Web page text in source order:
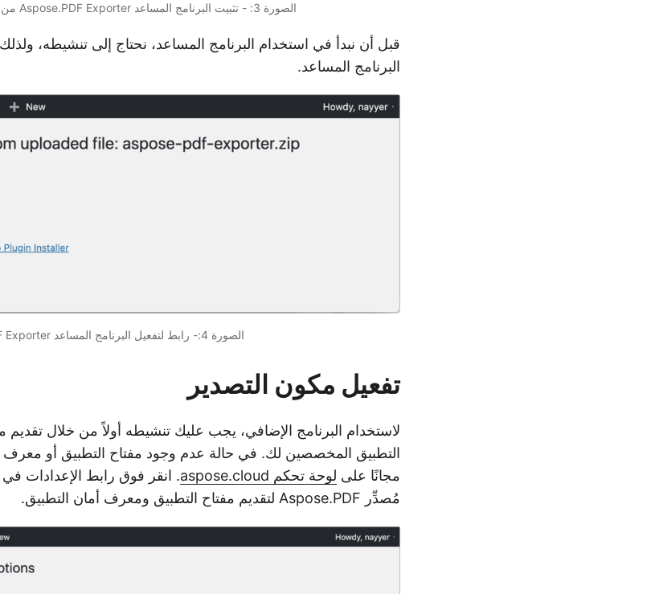
الصورة 3: - تثبيت البرنامج المساعد Aspose.PDF Exporter من خلال ملف ZIP.
قبل أن نبدأ في استخدام البرنامج المساعد، نحتاج إلى تنشيطه،
البرنامج المساعد.
الصورة 4:- رابط لتفعيل البرنامج المساعد PDF Exporter.
تفعيل مكون التصدير
لاستخدام البرنامج الإضافي، يجب عليك تنشيطه أولاً من خلال
التطبيق المخصصين لك. في حالة عدم وجود مفتاح التطبيق أو معرف
مجانًا على لوحة تحكم aspose.cloud
. انقر فوق رابط الإعدادات
مُصدِّر Aspose.PDF لتقديم مفتاح التطبيق ومعرف أمان التطبيق.